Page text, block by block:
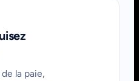
la paie,